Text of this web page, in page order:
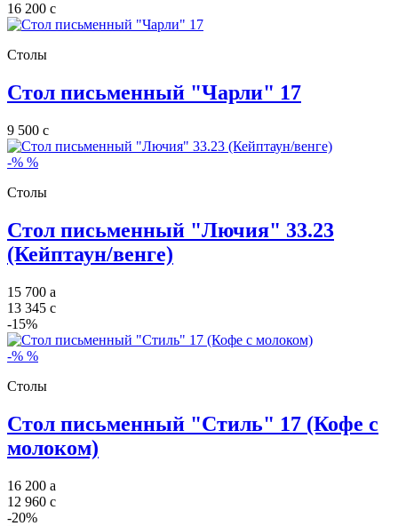
16 200 c
Столы
Стол письменный "Чарли" 17
9 500 c
-% %
Столы
Стол письменный "Лючия" 33.23
(Кейптаун/венге)
15 700 a
13 345 c
-15%
-% %
Столы
Стол письменный "Стиль" 17 (Кофе с
молоком)
16 200 a
12 960 c
-20%